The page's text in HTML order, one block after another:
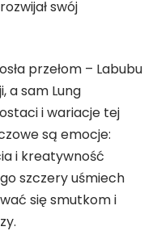
swój
przełom – Labubu
a sam Lung
i wariacje tej
są emocje:
i kreatywność
szczery uśmiech
się smutkom i